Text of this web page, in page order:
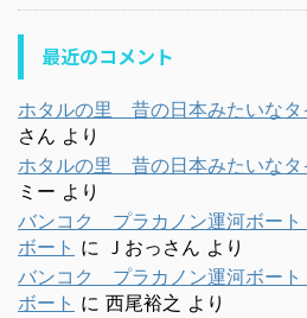
最近のコメント
ホタルの里 昔の日本みたいなタ
さん より
ホタルの里 昔の日本みたいなタ
ミー より
バンコク プラカノン運河ボー
ボート に Ｊおっさん より
バンコク プラカノン運河ボー
ボート に 西尾裕之 より